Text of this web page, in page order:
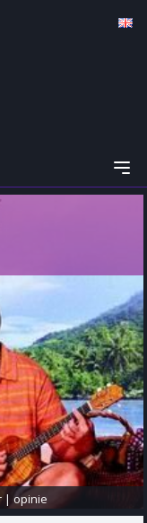
|opinie